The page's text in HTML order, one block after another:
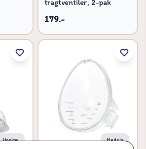
tragtventiler, 2-pak
179.-
Haakaa Medela